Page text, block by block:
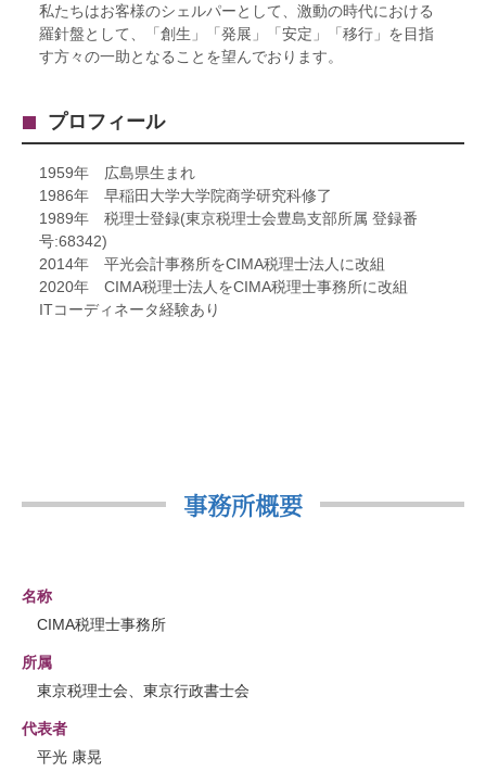
私たちはお客様のシェルパーとして、激動の時代における
羅針盤として、「創生」「発展」「安定」「移行」を目指
す方々の一助となることを望んでおります。
プロフィール
1959年 広島県生まれ
1986年 早稲田大学大学院商学研究科修了
1989年 税理士登録(東京税理士会豊島支部所属 登録番
号:68342)
2014年 平光会計事務所をCIMA税理士法人に改組
2020年 CIMA税理士法人をCIMA税理士事務所に改組
ITコーディネータ経験あり
事務所概要
名称
CIMA税理士事務所
所属
東京税理士会、東京行政書士会
代表者
平光 康晃